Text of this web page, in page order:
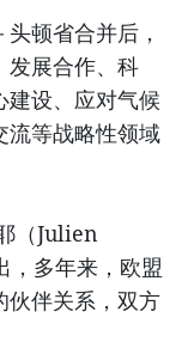
顿省合并后，
发展合作、科
建设、应对气候
流等战略性领域
（Julien
多年来，欧盟
伙伴关系，双方